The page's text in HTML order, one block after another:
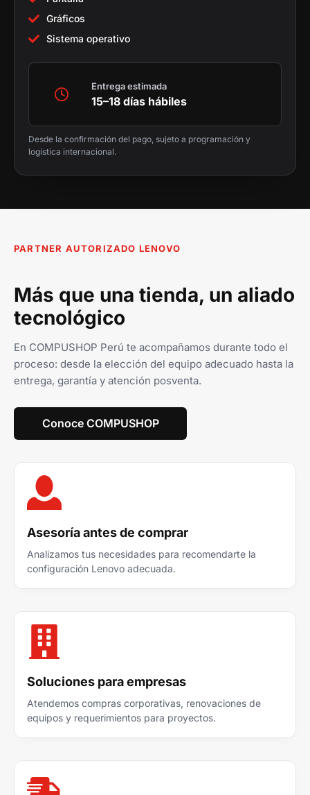
Gráficos
Sistema operativo
Entrega estimada
15–18 días hábiles
Desde la confirmación del pago, sujeto a programación y
logística internacional.
PARTNER AUTORIZADO LENOVO
Más que una tienda, un aliado
tecnológico
En COMPUSHOP Perú te acompañamos durante todo el
proceso: desde la elección del equipo adecuado hasta la
entrega, garantía y atención posventa.
Conoce COMPUSHOP
Asesoría antes de comprar
Analizamos tus necesidades para recomendarte la
configuración Lenovo adecuada.
Soluciones para empresas
Atendemos compras corporativas, renovaciones de
equipos y requerimientos para proyectos.